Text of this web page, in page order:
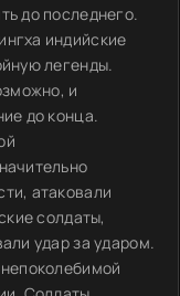
до последнего.
индийские
легенды.
и
до конца.
атаковали
солдаты,
удар за ударом.